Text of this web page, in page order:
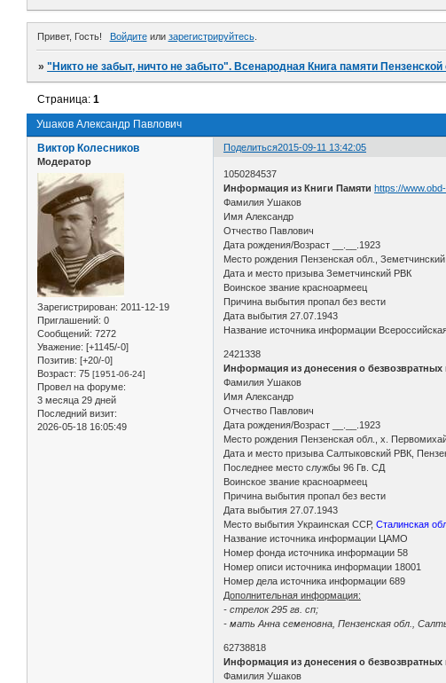
Привет, Гость! Войдитеили зарегистрируйтесь.
»"Никто не забыт, ничто не забыто". Всенародная Книга памяти Пензенской
Ушаков Александр Павлович
Страница:1
Поделиться2015-09-11 13:42:05
Виктор Колесников
Модератор
Зарегистрирован: 2011-12-19
Приглашений: 0
Сообщений: 7272
Уважение: [+1145/-0]
Позитив: [+20/-0]
Возраст: 75 [1951-06-24]
Провел на форуме:
3 месяца 29 дней
Последний визит:
2026-05-18 16:05:49
1050284537
Информация из Книги Памяти https://
Фамилия Ушаков
Имя Александр
Отчество Павлович
Дата рождения/Возраст __.__.1923
Место рождения Пензенская обл.,
Дата и место призыва Земетчинский РВК
Воинское звание красноармеец
Причина выбытия пропал без вести
Дата выбытия 27.07.1943
Название источника информации
2421338
Информация из донесения о безвозвратных
Фамилия Ушаков
Имя Александр
Отчество Павлович
Дата рождения/Возраст __.__.1923
Место рождения Пензенская обл., х.
Дата и место призыва Салтыковский РВК,
Последнее место службы 96 Гв. СД
Воинское звание красноармеец
Причина выбытия пропал без вести
Дата выбытия 27.07.1943
Место выбытия Украинская ССР,Сталинская
Название источника информации ЦАМО
Номер фонда источника информации 58
Номер описи источника информации 18001
Номер дела источника информации 689
Дополнительная информация:
- стрелок 295 гв. сп;
- мать Анна семеновна, Пензенская обл.,
62738818
Информация из донесения о безвозвратных
Фамилия Ушаков